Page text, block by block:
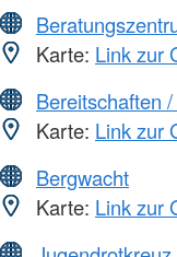
Karte: Link zur
Bereitschaften
Karte: Link zur
Bergwacht
Karte: Link zur